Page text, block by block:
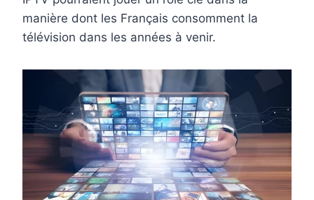
manière dont les Français consomment la
télévision dans les années à venir.